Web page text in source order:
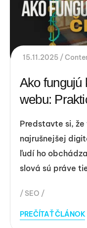
15.11.2025
Ako fungujú
webu:
Predstavte si,
najrušnejšej
ľudí ho
slová sú práve
SEO
PREČÍTAŤ ČLÁNOK